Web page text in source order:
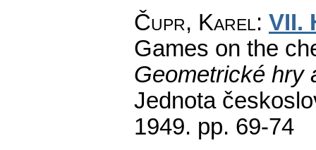
Čupr, Karel: VII.
Games on the
Geometrické hry
Jednota
1949. pp. 69-74